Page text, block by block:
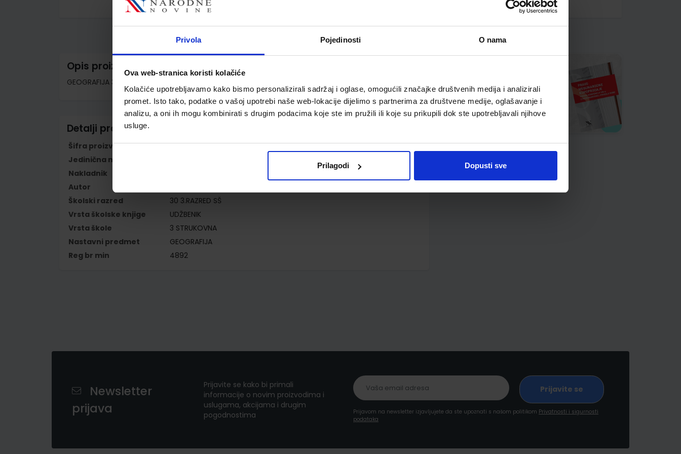
Privola Pojedinosti O nama
Ova web-stranica koristi kolačiće
Kolačiće upotrebljavamo kako bismo personalizirali sadržaj i oglase, omogućili značajke društvenih medija i analizirali
promet. Isto tako, podatke o vašoj upotrebi naše web-lokacije dijelimo s partnerima za društvene medije, oglašavanje i
analizu, a oni ih mogu kombinirati s drugim podacima koje ste im pružili ili koje su prikupili dok ste upotrebljavali njihove
usluge.
Prilagodi Dopusti sve
gallery
Opis proizvoda
GEOGRAFIJA 3; udžbenik iz geografije za III. razred ekonomske škole
Detalji proizvoda
Šifra proizvoda
779432
Jedinična mjera
Nakladnik
Autor
Školski razred
30 3.RAZRED SŠ
Vrsta školske knjige
UDŽBENIK
Vrsta škole
3 STRUKOVNA
Nastavni predmet
GEOGRAFIJA
Reg br min
4892
Newsletter
prijava
Prijavite se kako bi primali
informacije o novim proizvodima i
uslugama, akcijama i drugim
pogodnostima
Prijavom na newsletter izjavljujete da ste upoznati s našom politikom Privatnosti i sigurnosti
podataka